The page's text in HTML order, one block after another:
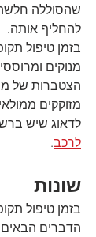
שהסוללה חלשה
להחליף אותה.
בזמן טיפול
מנוקים
הצטברות של
מזוקקים
לדאוג שיש
לרכב.
שונות
בזמן טיפול
הדברים